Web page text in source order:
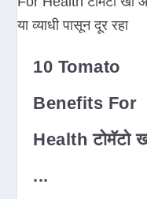
10 Tomato
Benefits For
Health टोमॅटो
...